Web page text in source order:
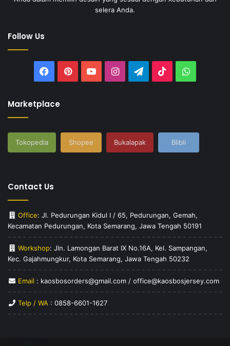
selera Anda.
Follow Us
Facebook
PinterestYouTubeInstagramTelegram
TikTok
Marketplace
Tokopedia Shopee Bukalapak Blibli
Contact Us
Office: Jl. Pedurungan Kidul I / 65, Pedurungan, Gemah,
Kecamatan Pedurungan, Kota Semarang, Jawa Tengah 50191
Workshop: Jln. Lamongan Barat IX No.16A, Kel. Sampangan,
Kec. Gajahmungkur, Kota Semarang, Jawa Tengah 50232
Email : kaosbosorders@gmail.com / office@kaosbosjersey.com
Telp / WA : 0858-6601-1627